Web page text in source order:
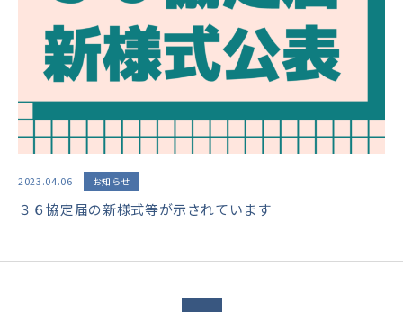
2023.04.06 お知らせ
３６協定届の新様式等が示されています